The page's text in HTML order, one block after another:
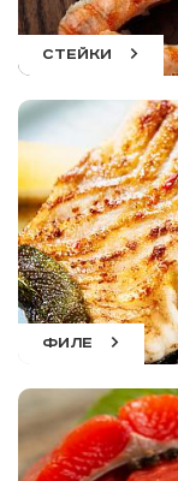
СТЕЙКИ
ФИЛЕ